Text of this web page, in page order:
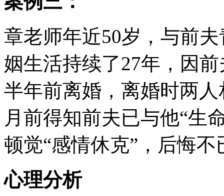
章老师年近50岁，与前
姻生活持续了27年，因
半年前离婚，离婚时两
月前得知前夫已与他“生
顿觉“感情休克”，后悔
心理分析